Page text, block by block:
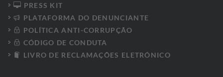
PRESS KIT
PLATAFORMA DO DENUNCIANTE
POLÍTICA ANTI-CORRUPÇÃO
CÓDIGO DE CONDUTA
LIVRO DE RECLAMAÇÕES ELETRÓNICO